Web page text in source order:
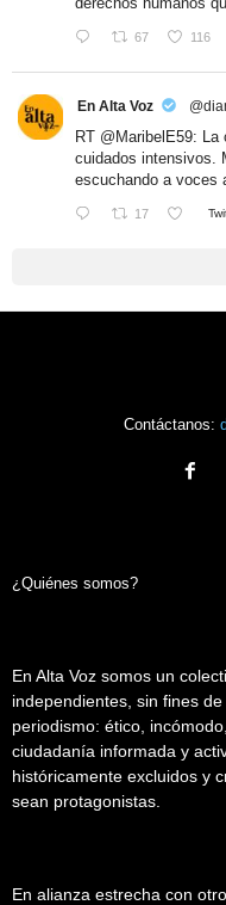
67 116
En Alta Voz
RT @MaribelE59: La
cuidados intensivos.
escuchando a voces
17
Contáctanos:
¿Quiénes somos?
En Alta Voz somos un
independientes, sin fines
periodismo: ético,
ciudadanía informada y
históricamente excluidos y
sean protagonistas.
En alianza estrecha con